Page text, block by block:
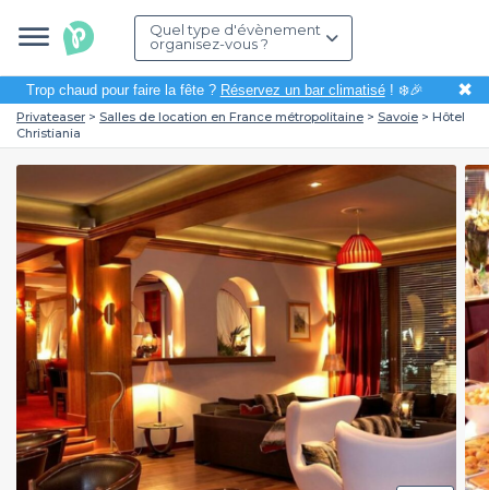
Quel type d'évènement
organisez-vous ?
Trop chaud pour faire la fête ? Réservez un bar climatisé! ❄️🎉 ✖
Privateaser Salles de location en France métropolitaine Savoie
Hôtel
Christiania